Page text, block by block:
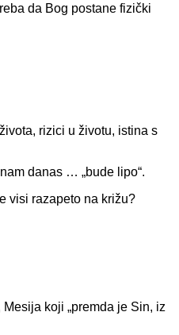
da Bog postane fizički
rizici u životu, istina s
danas … „bude lipo“.
visi razapeto na križu?
koji „premda je Sin, iz